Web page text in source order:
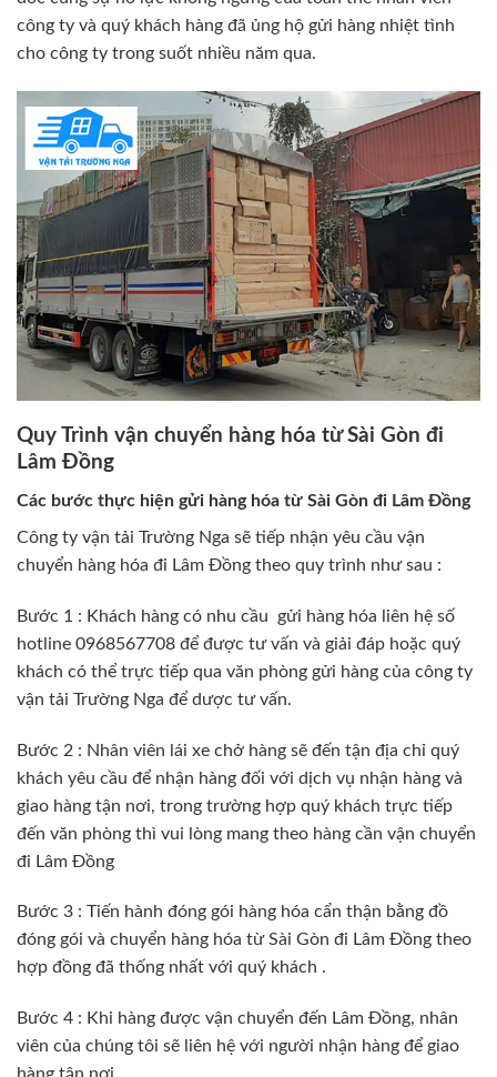
công ty và quý khách hàng đã ủng hộ gửi hàng nhiệt tình
cho công ty trong suốt nhiều năm qua.
Quy Trình vận chuyển hàng hóa từ Sài Gòn đi
Lâm Đồng
Các bước thực hiện gửi hàng hóa từ Sài Gòn đi Lâm Đồng
Công ty vận tải Trường Nga sẽ tiếp nhận yêu cầu vận
chuyển hàng hóa đi Lâm Đồng theo quy trình như sau :
Bước 1 : Khách hàng có nhu cầu gửi hàng hóa liên hệ số
hotline 0968567708 để được tư vấn và giải đáp hoặc quý
khách có thể trực tiếp qua văn phòng gửi hàng của công ty
vận tải Trường Nga để dược tư vấn.
Bước 2 : Nhân viên lái xe chở hàng sẽ đến tận địa chỉ quý
khách yêu cầu để nhận hàng đối với dịch vụ nhận hàng và
giao hàng tận nơi, trong trường hợp quý khách trực tiếp
đến văn phòng thì vui lòng mang theo hàng cần vận chuyển
đi Lâm Đồng
Bước 3 : Tiến hành đóng gói hàng hóa cẩn thận bằng đồ
đóng gói và chuyển hàng hóa từ Sài Gòn đi Lâm Đồng theo
hợp đồng đã thống nhất với quý khách .
Bước 4 : Khi hàng được vận chuyển đến Lâm Đồng, nhân
viên của chúng tôi sẽ liên hệ với người nhận hàng để giao